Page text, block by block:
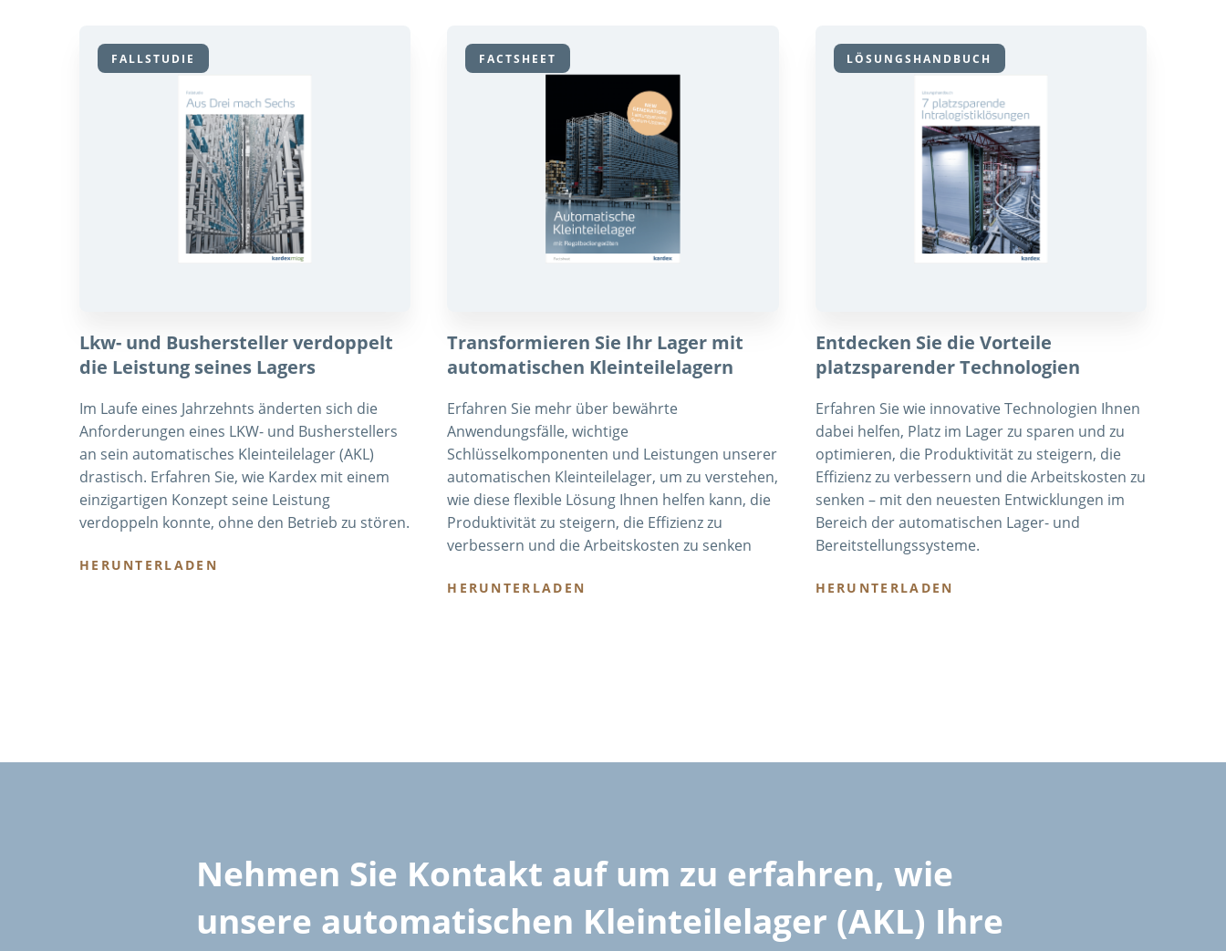
FALLSTUDIE
Lkw- und Bushersteller verdoppelt
die Leistung seines Lagers
Im Laufe eines Jahrzehnts änderten sich die
Anforderungen eines LKW- und Busherstellers
an sein automatisches Kleinteilelager (AKL)
drastisch. Erfahren Sie, wie Kardex mit einem
einzigartigen Konzept seine Leistung
verdoppeln konnte, ohne den Betrieb zu stören.
HERUNTERLADEN
FACTSHEET
Transformieren Sie Ihr Lager mit
automatischen Kleinteilelagern
Erfahren Sie mehr über bewährte
Anwendungsfälle, wichtige
Schlüsselkomponenten und Leistungen unserer
automatischen Kleinteilelager, um zu verstehen,
wie diese flexible Lösung Ihnen helfen kann, die
Produktivität zu steigern, die Effizienz zu
verbessern und die Arbeitskosten zu senken
HERUNTERLADEN
LÖSUNGSHANDBUCH
Entdecken Sie die Vorteile
platzsparender Technologien
Erfahren Sie wie innovative Technologien Ihnen
dabei helfen, Platz im Lager zu sparen und zu
optimieren, die Produktivität zu steigern, die
Effizienz zu verbessern und die Arbeitskosten zu
senken – mit den neuesten Entwicklungen im
Bereich der automatischen Lager- und
Bereitstellungssysteme.
HERUNTERLADEN
Nehmen Sie Kontakt auf um zu erfahren, wie
unsere automatischen Kleinteilelager (AKL) Ihre